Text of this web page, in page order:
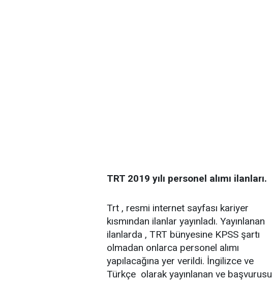
TRT 2019 yılı personel alımı ilanları.
Trt , resmi internet sayfası kariyer
kısmından ilanlar yayınladı. Yayınlanan
ilanlarda , TRT bünyesine KPSS şartı
olmadan onlarca personel alımı
yapılacağına yer verildi. İngilizce ve
Türkçe olarak yayınlanan ve başvurusu